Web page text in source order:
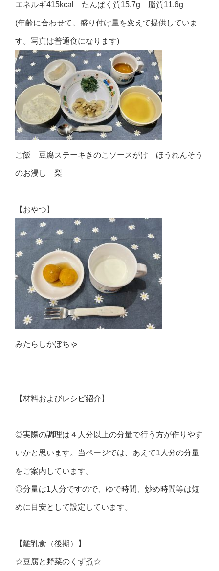
エネルギ415kcal たんぱく質15.7g 脂質11.6g
(年齢に合わせて、盛り付け量を変えて提供していま
す。写真は普通食になります)
ご飯 豆腐ステーキきのこソースがけ ほうれんそう
のお浸し 梨
【おやつ】
みたらしかぼちゃ
【材料およびレシピ紹介】
◎実際の調理は４人分以上の分量で行う方が作りやす
いかと思います。当ページでは、あえて1人分の分量
をご案内しています。
◎分量は1人分ですので、ゆで時間、炒め時間等は短
めに目安として設定しています。
【離乳食（後期）】
☆豆腐と野菜のくず煮☆